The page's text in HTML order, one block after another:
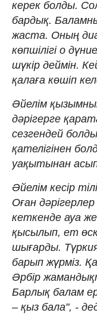
керек болды.
бардық.
жаста. Оның
көпшілігі о
шүкір деймін.
қалаға көшіп
Әйелім
дәрігерге
сезгендей
қателігінен
уақытынан асып
Әйелім кесір
Оған
кеткенде ауа
қысылып, ет
шығарды.
барып жүрміз.
Әрбір
Барлық балам
– қыз бала", -